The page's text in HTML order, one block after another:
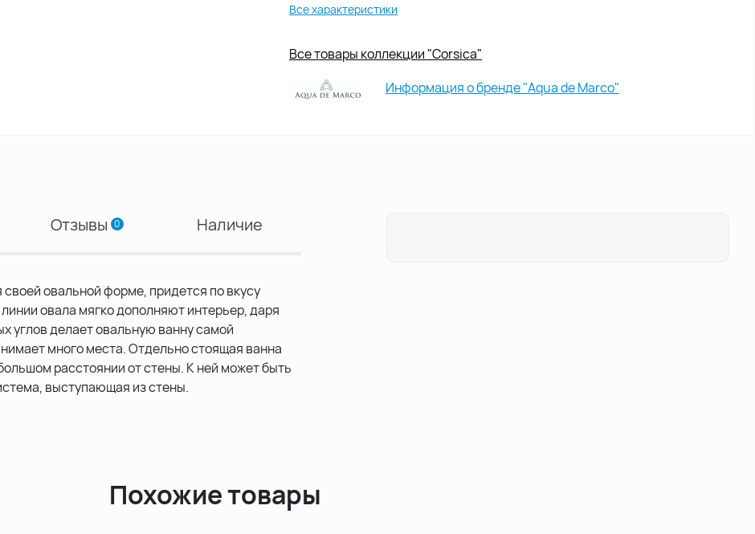
Все характеристики
Все товары коллекции "Corsica"
Информация о бренде "Aqua de Marco"
Отзывы 0 Наличие
овальной форме, придется по вкусу
овала мягко дополняют интерьер, даря
углов делает овальную ванну самой
много места. Отдельно стоящая ванна
расстоянии от стены. К ней может быть
выступающая из стены.
Похожие товары